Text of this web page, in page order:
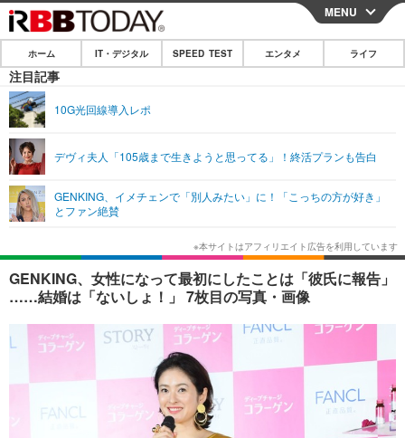
CLOSE
ホーム
IT・デジタル
ショッピング その他
SPEED TEST
エンタメ
エンタメTOP
韓国・芸能
音楽 スポーツ
ショッピング
ライフ
ライフTOP グルメ
ペット ショッピング
その他
リリース一覧
プッシュ通知の停止方法
MENU
ホーム IT・デジタル SPEED TEST エンタメ ライフ
注目記事
10G光回線導入レポ
デヴィ夫人「105歳まで生きようと思ってる」！終活プランも告白
GENKING、イメチェンで「別人みたい」に！「こっちの方が好き」
とファン絶賛
GENKING、女性になって最初にしたことは「彼氏に報告」
……結婚は「ないしょ！」 7枚目の写真・画像